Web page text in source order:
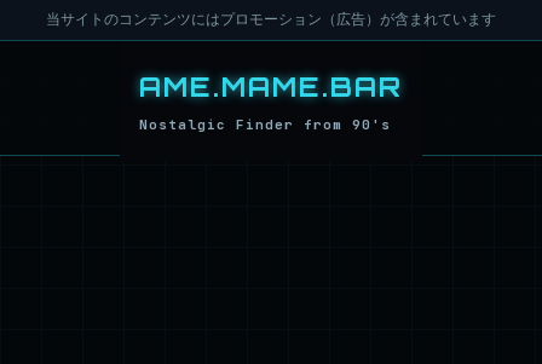
当サイトのコンテンツにはプロモーション（広告）が含まれています